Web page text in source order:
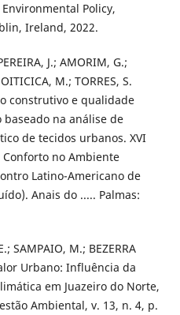
Policy,
Ireland, 2022.
J.; AMORIM, G.;
M.; TORRES, S.
construtivo e qualidade
na análise de
de tecidos urbanos. XVI
Conforto no Ambiente
Latino-Americano de
Anais do ..... Palmas:
SAMPAIO, M.; BEZERRA
Urbano: Influência da
em Juazeiro do Norte,
Ambiental, v. 13, n. 4, p.